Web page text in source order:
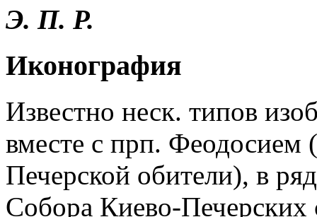
Э. П. Р.
Иконография
Известно неск. типов
вместе с прп. Феодосием
Печерской обители), в
Собора Киево-Печерских